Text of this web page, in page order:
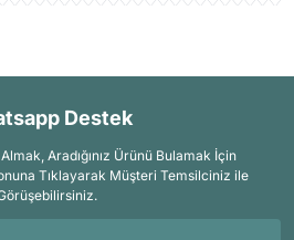
Destek
Aradığınız Ürünü Bulamak İçin
Tıklayarak Müşteri Temsilciniz ile